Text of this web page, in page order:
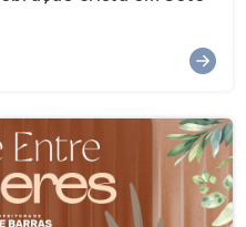
Profissional
FAÇA